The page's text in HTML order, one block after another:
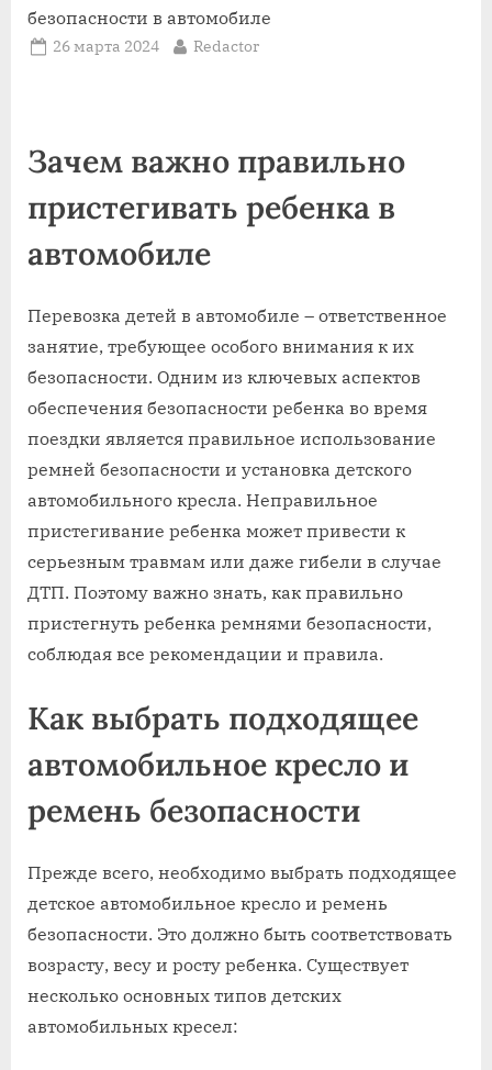
безопасности в автомобиле
Posted
26 марта 2024 By
Redactor
Зачем важно правильно
пристегивать ребенка в
автомобиле
Перевозка детей в автомобиле – ответственное
занятие, требующее особого внимания к их
безопасности. Одним из ключевых аспектов
обеспечения безопасности ребенка во время
поездки является правильное использование
ремней безопасности и установка детского
автомобильного кресла. Неправильное
пристегивание ребенка может привести к
серьезным травмам или даже гибели в случае
ДТП. Поэтому важно знать, как правильно
пристегнуть ребенка ремнями безопасности,
соблюдая все рекомендации и правила.
Как выбрать подходящее
автомобильное кресло и
ремень безопасности
Прежде всего, необходимо выбрать подходящее
детское автомобильное кресло и ремень
безопасности. Это должно быть соответствовать
возрасту, весу и росту ребенка. Существует
несколько основных типов детских
автомобильных кресел: